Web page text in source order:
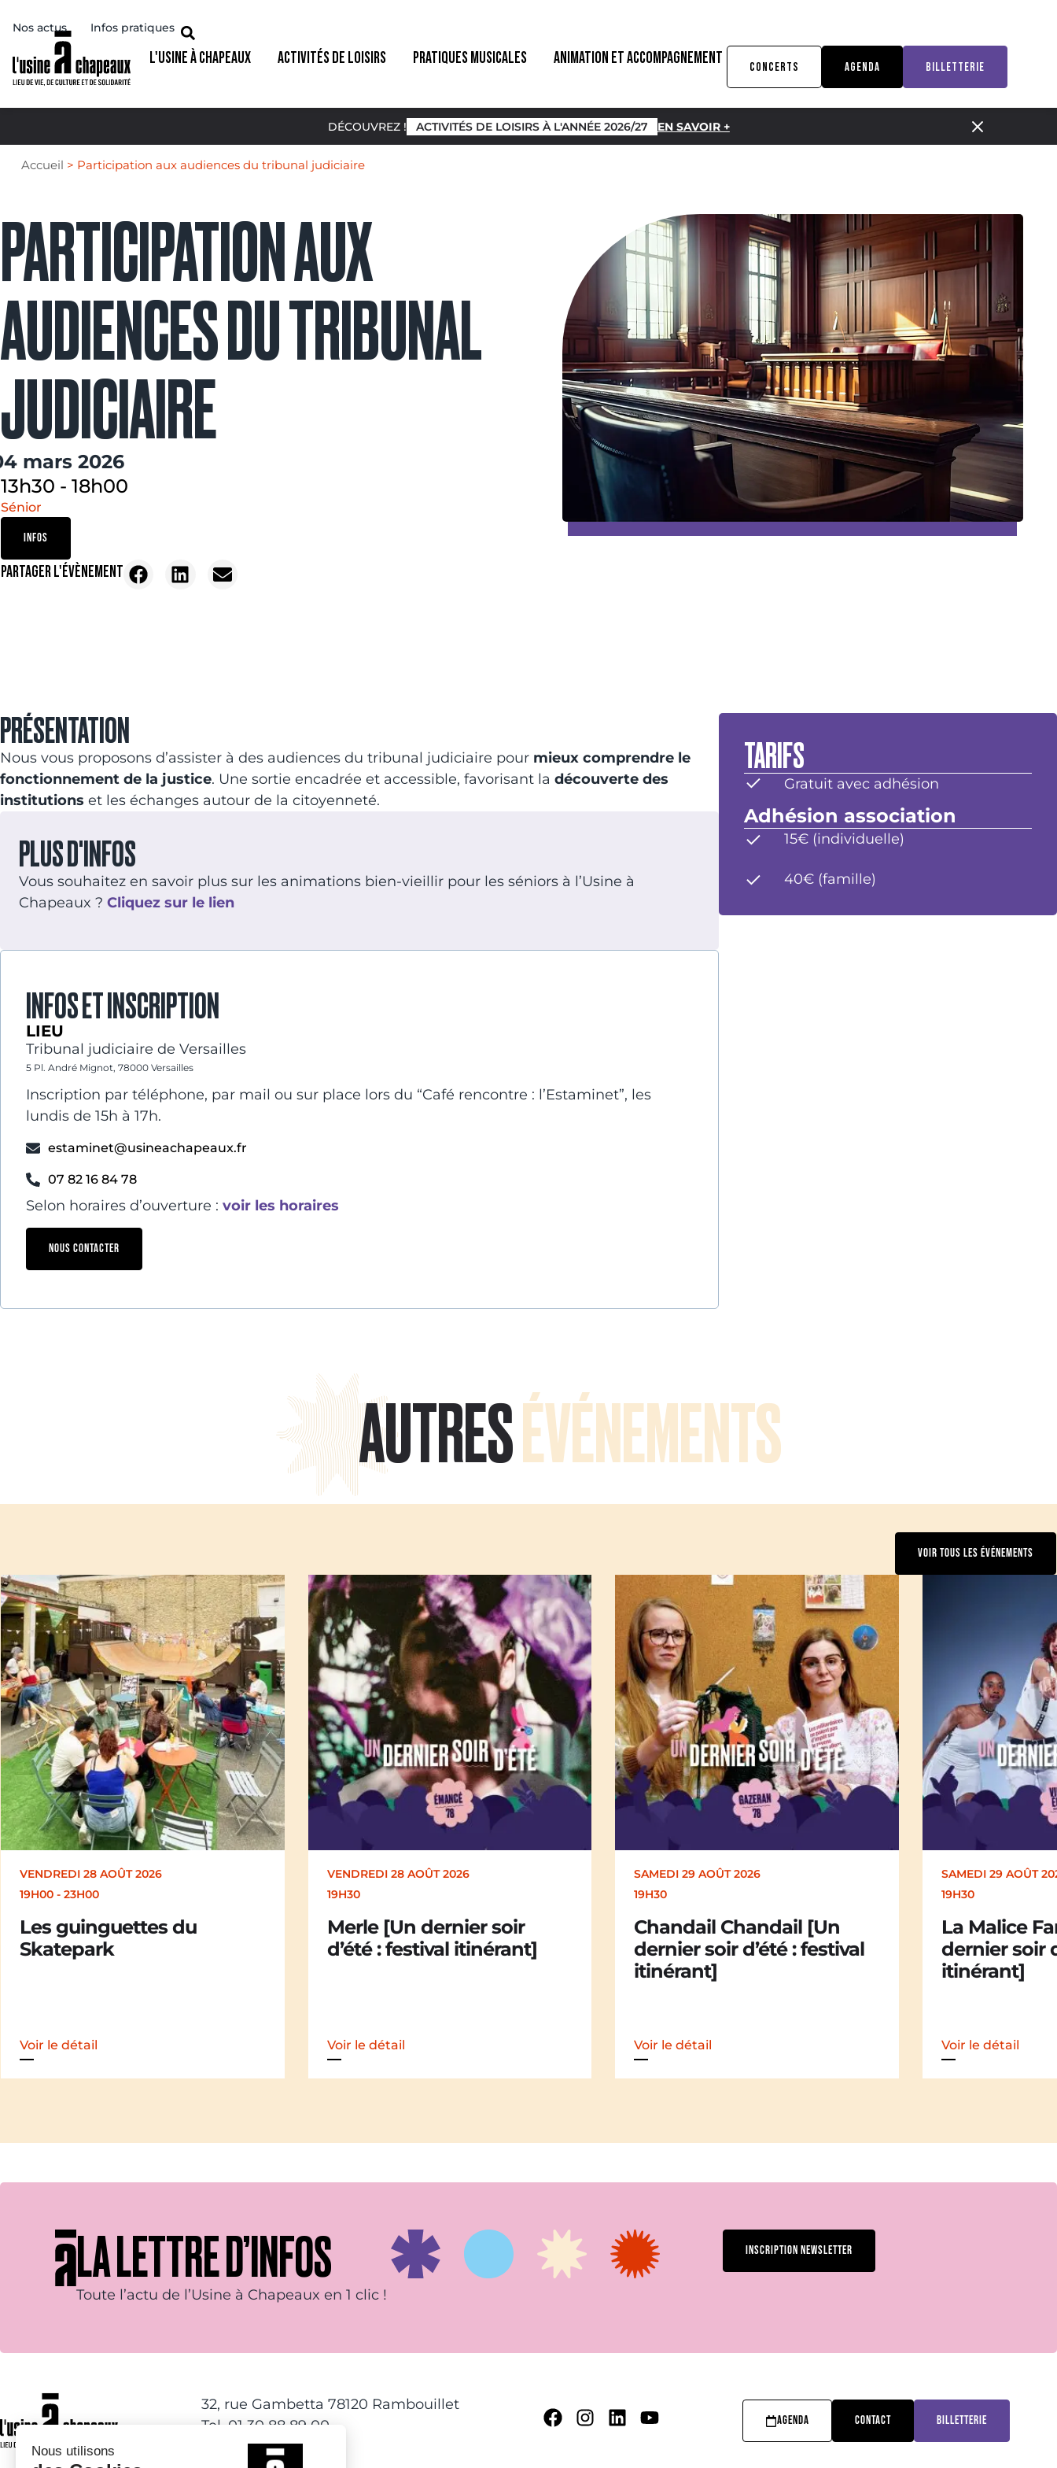
Nos actus Infos pratiques
L'USINE À CHAPEAUX ACTIVITÉS DE LOISIRS PRATIQUES MUSICALES ANIMATION ET ACCOMPAGNEMENT
CONCERTS AGENDA BILLETTERIE
DÉCOUVREZ ! ACTIVITÉS DE LOISIRS À L'ANNÉE 2026/27 EN SAVOIR +
Accueil > Participation aux audiences du tribunal judiciaire
PARTICIPATION AUX
AUDIENCES DU TRIBUNAL
JUDICIAIRE
mars 2026
13h30 - 18h00
Sénior
INFOS
PARTAGER L'ÉVÈNEMENT
PRÉSENTATION
Nous vous proposons d’assister à des audiences du tribunal judiciaire pour mieux comprendre le
fonctionnement de la justice. Une sortie encadrée et accessible, favorisant la découverte des
institutions et les échanges autour de la citoyenneté.
PLUS D'INFOS
Vous souhaitez en savoir plus sur les animations bien-vieillir pour les séniors à l’Usine à
Chapeaux ? Cliquez sur le lien
INFOS ET INSCRIPTION
LIEU
Tribunal judiciaire de Versailles
5 Pl. André Mignot, 78000 Versailles
Inscription par téléphone, par mail ou sur place lors du “Café rencontre : l’Estaminet”, les
lundis de 15h à 17h.
estaminet@usineachapeaux.fr
07 82 16 84 78
Selon horaires d’ouverture : voir les horaires
NOUS CONTACTER
TARIFS
Gratuit avec adhésion
Adhésion association
15€ (individuelle)
40€ (famille)
AUTRESÉVÉNEMENTS
VOIR TOUS LES ÉVÉNEMENTS
VENDREDI 28 AOÛT 2026
19H30
Merle [Un dernier soir
d’été : festival itinérant]
Voir le détail
SAMEDI 29 AOÛT 2026
19H30
Chandail Chandail [Un
dernier soir d’été : festival
Voir le détail
SAMEDI 29 AOÛT 2026
19H30
La Malice Family [Un
dernier soir d’été : festival
itinérant]
Voir le détail
DIMANCHE 30
17H00
Kakamü
d’été :
Voir le détail
LA LETTRE D’INFOS
Toute l’actu de l’Usine à Chapeaux en 1 clic !
INSCRIPTION NEWSLETTER
32, rue Gambetta 78120 Rambouillet
Tel. 01 30 88 89 00
AGENDA CONTACT BILLETTERIE